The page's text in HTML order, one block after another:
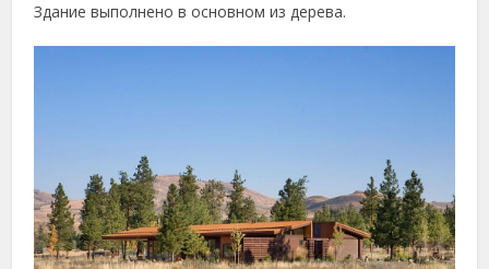
Здание выполнено в основном из дерева.